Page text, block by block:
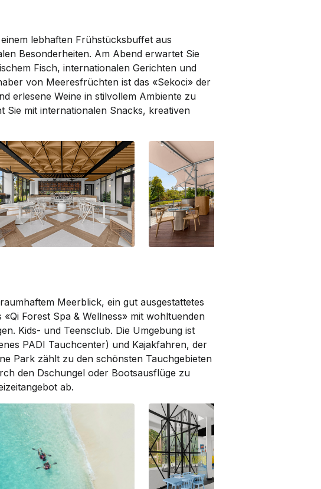
lebhaften Frühstücksbuffet aus
Besonderheiten. Am Abend erwartet Sie
Fisch, internationalen Gerichten und
von Meeresfrüchten ist das «Sekoci» der
erlesene Weine in stilvollem Ambiente zu
Sie mit internationalen Snacks, kreativen
Meerblick, ein gut ausgestattetes
Forest Spa & Wellness» mit wohltuenden
Kids- und Teensclub. Die Umgebung ist
PADI Tauchcenter) und Kajakfahren, der
Park zählt zu den schönsten Tauchgebieten
den Dschungel oder Bootsausflüge zu
ab.